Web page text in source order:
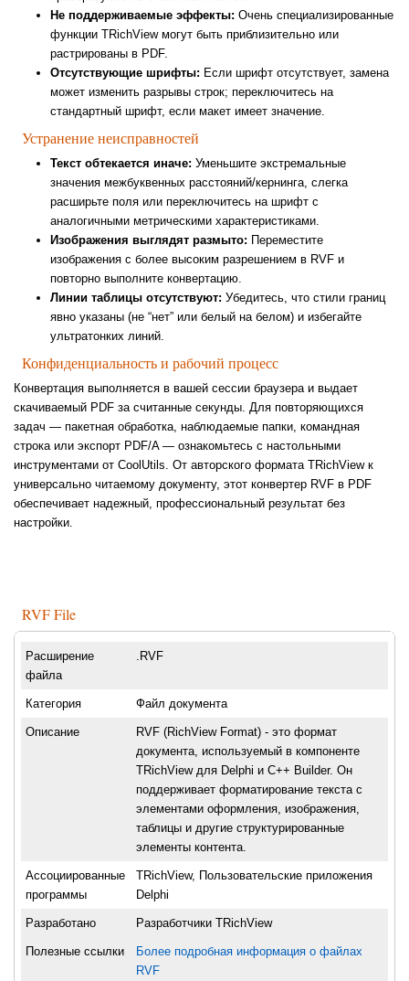
Не поддерживаемые эффекты: Очень специализированные
функции TRichView могут быть приблизительно или
растрированы в PDF.
Отсутствующие шрифты: Если шрифт отсутствует, замена
может изменить разрывы строк; переключитесь на
стандартный шрифт, если макет имеет значение.
Устранение неисправностей
Текст обтекается иначе: Уменьшите экстремальные
значения межбуквенных расстояний/кернинга, слегка
расширьте поля или переключитесь на шрифт с
аналогичными метрическими характеристиками.
Изображения выглядят размыто: Переместите
изображения с более высоким разрешением в RVF и
повторно выполните конвертацию.
Линии таблицы отсутствуют: Убедитесь, что стили границ
явно указаны (не “нет” или белый на белом) и избегайте
ультратонких линий.
Конфиденциальность и рабочий процесс
Конвертация выполняется в вашей сессии браузера и выдает
скачиваемый PDF за считанные секунды. Для повторяющихся
задач — пакетная обработка, наблюдаемые папки, командная
строка или экспорт PDF/A — ознакомьтесь с настольными
инструментами от CoolUtils. От авторского формата TRichView к
универсально читаемому документу, этот конвертер RVF в PDF
обеспечивает надежный, профессиональный результат без
настройки.
RVF File
Расширение
файла
.RVF
Категория Файл документа
Описание
RVF (RichView Format) - это формат
документа, используемый в компоненте
TRichView для Delphi и C++ Builder. Он
поддерживает форматирование текста с
элементами оформления, изображения,
таблицы и другие структурированные
элементы контента.
Ассоциированные
программы
TRichView, Пользовательские приложения
Delphi
Разработано Разработчики TRichView
Полезные ссылки
Более подробная информация о файлах
RVF